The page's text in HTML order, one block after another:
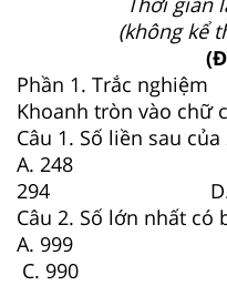
(không kể
Phần 1. Trắc nghiệm
Khoanh tròn vào chữ
Câu 1. Số liền sau của
A. 248
294 D.
Câu 2. Số lớn nhất có
A.
C. 990